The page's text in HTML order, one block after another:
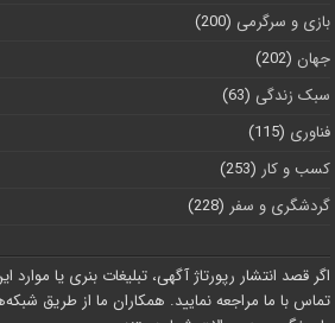
بازی و سرگرمی (200)
جهان (202)
سبک زندگی (63)
فناوری (115)
کسب و کار (253)
گردشگری و سفر (228)
اگر قصد انتشار رپورتاژ آگهی، تبلیغات بنری یا
تماس با ما مراجعه نمایید. همکاران ما از طریق